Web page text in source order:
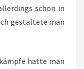
schon in
gestaltete man
hatte man